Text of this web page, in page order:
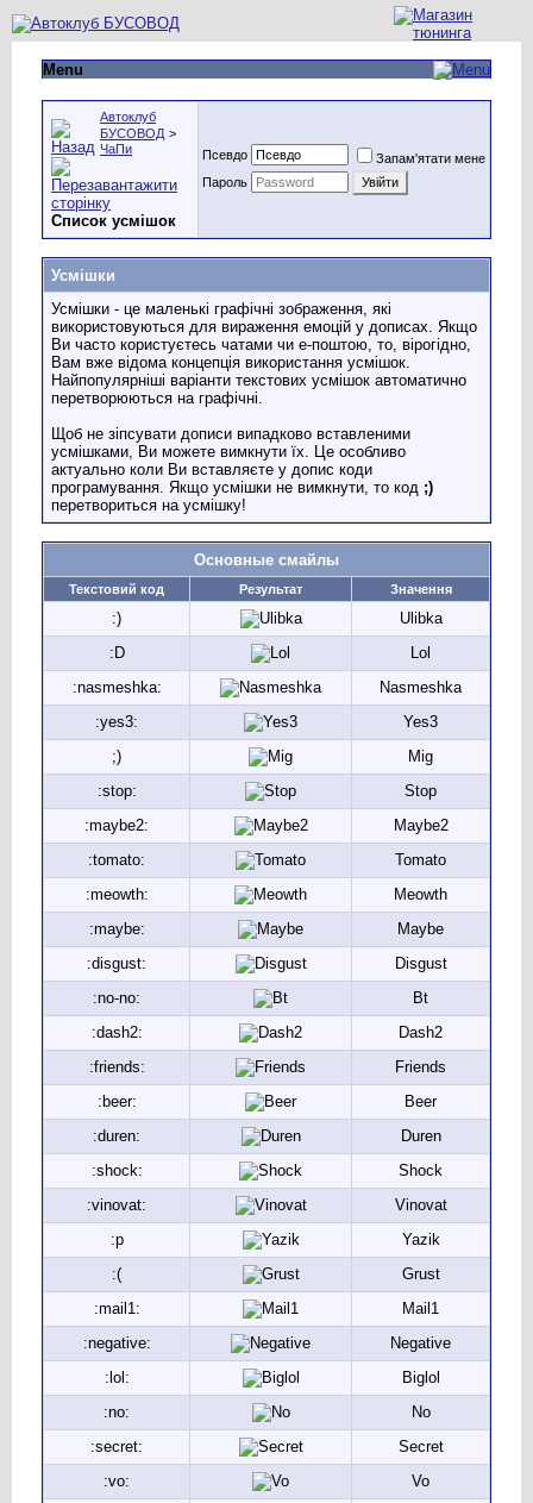
Menu
Автоклуб
БУСОВОД >
ЧаПи
Список усмішок
Псевдо
Запам'ятати мене
Пароль
Усмішки
Усмішки - це маленькі графічні зображення, які
використовуються для вираження емоцій у дописах. Якщо
Ви часто користуєтесь чатами чи е-поштою, то, вірогідно,
Вам вже відома концепція використання усмішок.
Найпопулярніші варіанти текстових усмішок автоматично
перетворюються на графічні.
Щоб не зіпсувати дописи випадково вставленими
усмішками, Ви можете вимкнути їх. Це особливо
актуально коли Ви вставляєте у допис коди
програмування. Якщо усмішки не вимкнути, то код ;)
перетвориться на усмішку!
Основные смайлы
Текстовий код Результат Значення
:)
Ulibka
:D
Lol
:nasmeshka:
Nasmeshka
:yes3:
Yes3
;)
Mig
:stop:
Stop
:maybe2:
Maybe2
:tomato:
Tomato
:meowth:
Meowth
:maybe:
Maybe
:disgust:
Disgust
:no-no:
Bt
:dash2:
Dash2
:friends:
Friends
:beer:
Beer
:duren:
Duren
:shock:
Shock
:vinovat:
Vinovat
:p
Yazik
:(
Grust
:mail1:
Mail1
:negative:
Negative
:lol:
Biglol
:no:
No
:secret:
Secret
:vo:
Vo